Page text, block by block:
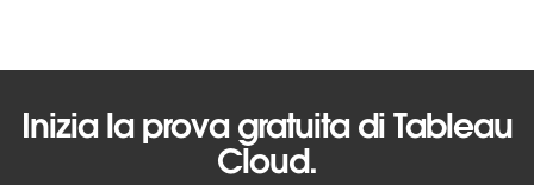
Inizia la prova gratuita di Tableau
Cloud.